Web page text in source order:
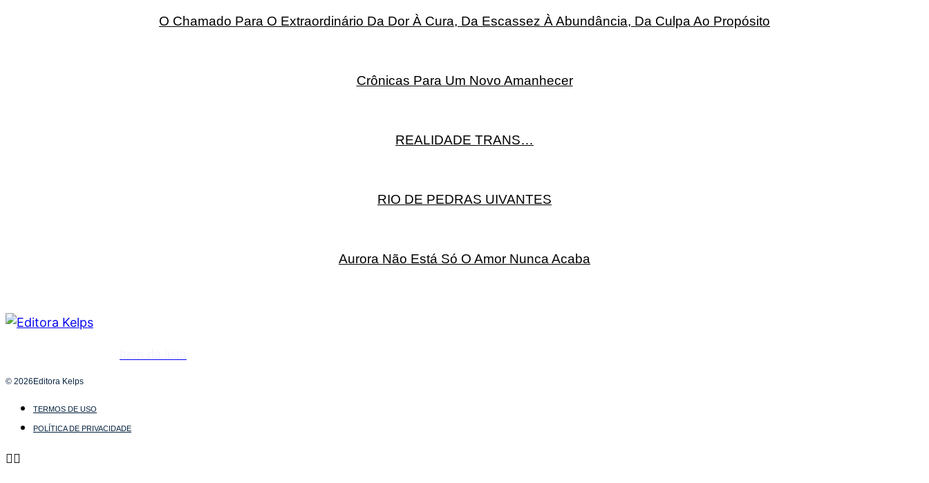
O Chamado Para O Extraordinário Da Dor À Cura, Da Escassez À Abundância, Da Culpa Ao Propósito
Crônicas Para Um Novo Amanhecer
REALIDADE TRANS…
RIO DE PEDRAS UIVANTES
Aurora Não Está Só O Amor Nunca Acaba
© 2026Editora Kelps
TERMOS DE USO
POLÍTICA DE PRIVACIDADE